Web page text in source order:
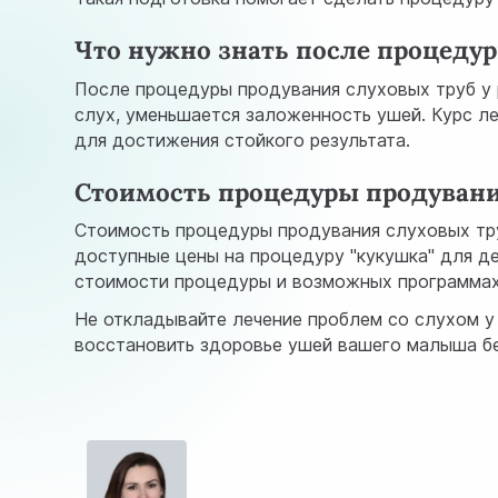
Что нужно знать после
После процедуры продувания слуховых труб
слух, уменьшается заложенность ушей. Курс
для достижения стойкого результата.
Стоимость процедуры
Стоимость процедуры продувания слуховых
доступные цены на процедуру "кукушка" для
стоимости процедуры и возможных
Не откладывайте лечение проблем со слухом
восстановить здоровье ушей вашего малыша